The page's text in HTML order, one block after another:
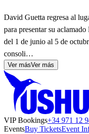
David Guetta regresa al
para presentar su
del 1 de junio al 5 de
consoli…
Ver másVer más
VIP Bookings+34 971 12
EventsBuy TicketsEvent